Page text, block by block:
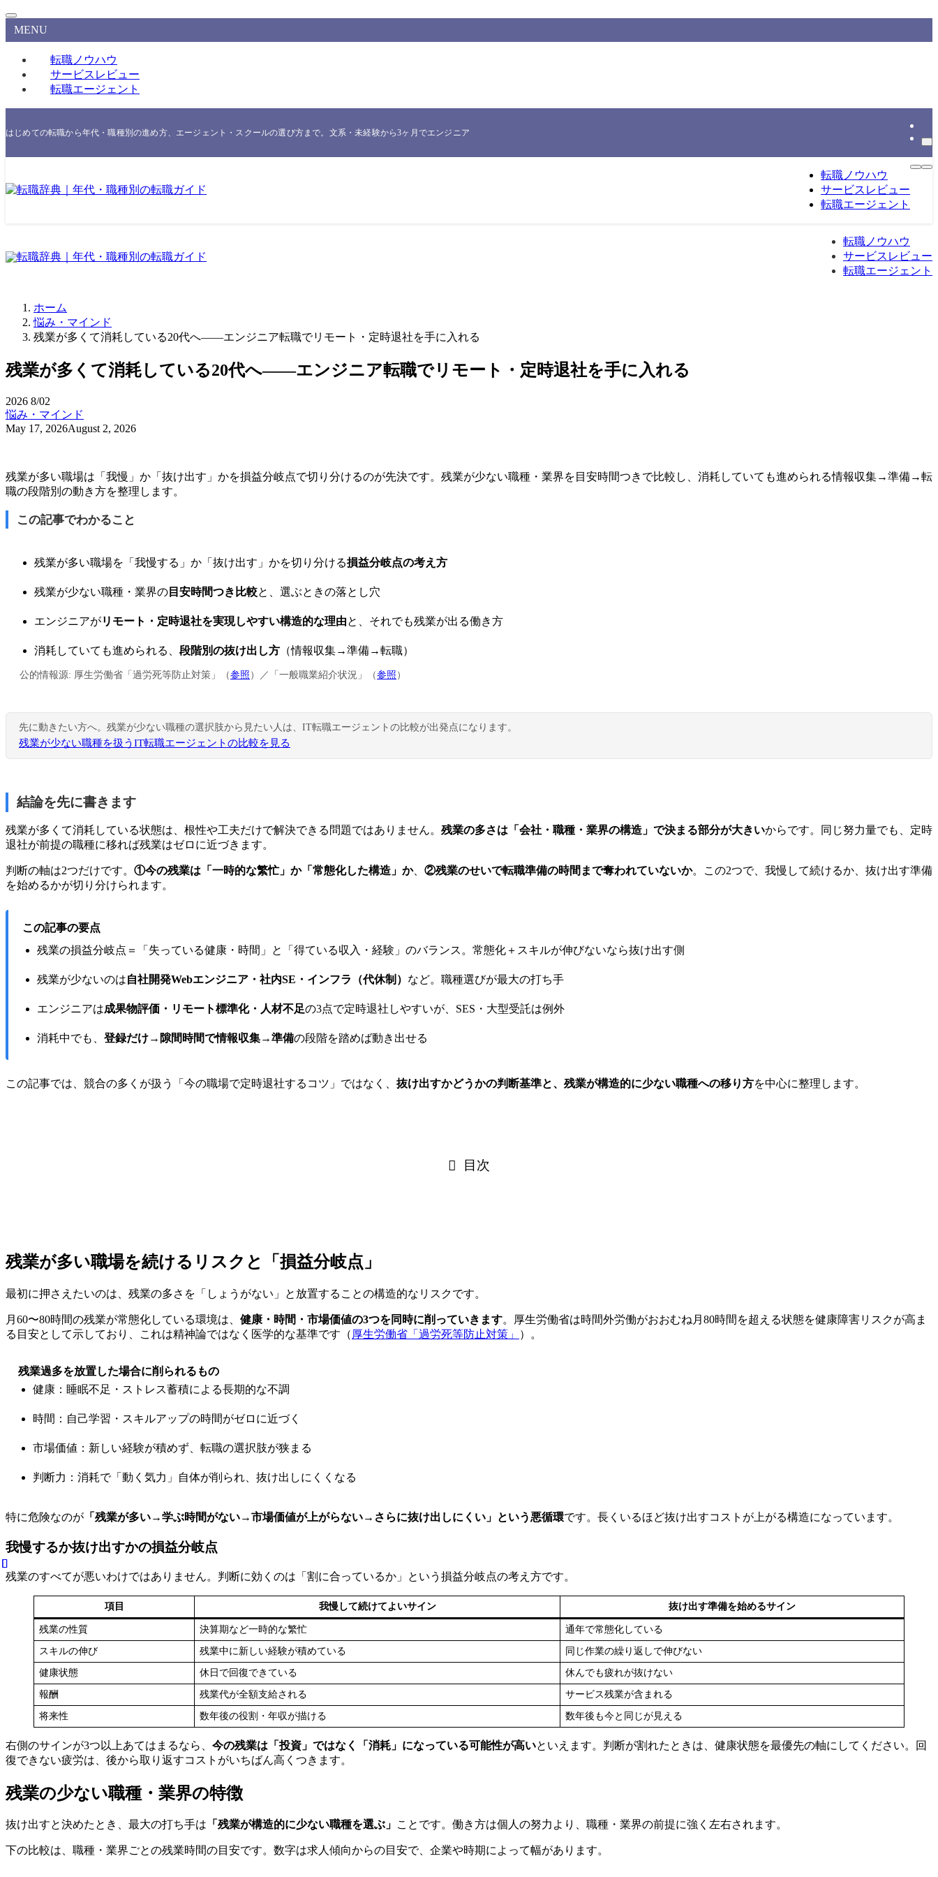
MENU
転職ノウハウ
サービスレビュー
転職エージェント
はじめての転職から年代・職種別の進め方、エージェント・スクールの選び方まで。文系・未経験から3ヶ月でエンジニア転職したNakataが、実際に使った一次情報をもとに整理する転職総合メディアです。
転職ノウハウ
サービスレビュー
転職エージェント
転職ノウハウ
サービスレビュー
転職エージェント
ホーム
悩み・マインド
残業が多くて消耗している20代へ——エンジニア転職でリモート・定時退社を手に入れる
残業が多くて消耗している20代へ——エンジニア転職でリモート・定時退社を手に入れる
2026 8/02
悩み・マインド
May 17, 2026August 2, 2026
残業が多い職場は「我慢」か「抜け出す」かを損益分岐点で切り分けるのが先決です。残業が少ない職種・業界を目安時間つきで比較し、消耗していても進められる情報収集→準備→転
職の段階別の動き方を整理します。
この記事でわかること
残業が多い職場を「我慢する」か「抜け出す」かを切り分ける損益分岐点の考え方
残業が少ない職種・業界の目安時間つき比較と、選ぶときの落とし穴
エンジニアがリモート・定時退社を実現しやすい構造的な理由と、それでも残業が出る働き方
消耗していても進められる、 段階別の抜け出し方（情報収集→準備→転職）
公的情報源: 厚生労働省「過労死等防止対策」（参照）／「一般職業紹介状況」（参照）
先に動きたい方へ。残業が少ない職種の選択肢から見たい人は、IT転職エージェントの比較が出発点になります。
残業が少ない職種を扱うIT転職エージェントの比較を見る
結論を先に書きます
残業が多くて消耗している状態は、根性や工夫だけで解決できる問題ではありません。 残業の多さは「会社・職種・業界の構造」で決まる部分が大きいからです。同じ努力量でも、定時
退社が前提の職種に移れば残業はゼロに近づきます。
判断の軸は2つだけです。 ①今の残業は「一時的な繁忙」か「常態化した構造」か、 ②残業のせいで転職準備の時間まで奪われていないか。この2つで、我慢して続けるか、抜け出す準備
を始めるかが切り分けられます。
この記事の要点
残業の損益分岐点＝「失っている健康・時間」と「得ている収入・経験」のバランス。常態化＋スキルが伸びないなら抜け出す側
残業が少ないのは自社開発Webエンジニア・社内SE・インフラ（代休制） など。職種選びが最大の打ち手
エンジニアは成果物評価・リモート標準化・人材不足の3点で定時退社しやすいが、SES・大型受託は例外
消耗中でも、 登録だけ→隙間時間で情報収集→準備の段階を踏めば動き出せる
この記事では、競合の多くが扱う「今の職場で定時退社するコツ」ではなく、 抜け出すかどうかの判断基準と、残業が構造的に少ない職種への移り方を中心に整理します。
目次
残業が多い職場を続けるリスクと「損益分岐点」
最初に押さえたいのは、残業の多さを「しょうがない」と放置することの構造的なリスクです。
月60〜80時間の残業が常態化している環境は、 健康・時間・市場価値の3つを同時に削っていきます。厚生労働省は時間外労働がおおむね月80時間を超える状態を健康障害リスクが高ま
る目安として示しており、これは精神論ではなく医学的な基準です（ 厚生労働省「過労死等防止対策」 ）。
残業過多を放置した場合に削られるもの
健康：睡眠不足・ストレス蓄積による長期的な不調
時間：自己学習・スキルアップの時間がゼロに近づく
市場価値：新しい経験が積めず、転職の選択肢が狭まる
判断力：消耗で「動く気力」自体が削られ、抜け出しにくくなる
特に危険なのが 「残業が多い→学ぶ時間がない→市場価値が上がらない→さらに抜け出しにくい」という悪循環です。長くいるほど抜け出すコストが上がる構造になっています。
我慢するか抜け出すかの損益分岐点
残業のすべてが悪いわけではありません。判断に効くのは「割に合っているか」という損益分岐点の考え方です。
項目 我慢して続けてよいサイン 抜け出す準備を始めるサイン
残業の性質 決算期など一時的な繁忙 通年で常態化している
スキルの伸び 残業中に新しい経験が積めている 同じ作業の繰り返しで伸びない
健康状態 休日で回復できている 休んでも疲れが抜けない
報酬 残業代が全額支給される サービス残業が含まれる
将来性 数年後の役割・年収が描ける 数年後も今と同じが見える
右側のサインが3つ以上あてはまるなら、 今の残業は「投資」ではなく「消耗」になっている可能性が高いといえます。判断が割れたときは、健康状態を最優先の軸にしてください。回
復できない疲労は、後から取り返すコストがいちばん高くつきます。
残業の少ない職種・業界の特徴
抜け出すと決めたとき、最大の打ち手は 「残業が構造的に少ない職種を選ぶ」 ことです。働き方は個人の努力より、職種・業界の前提に強く左右されます。
下の比較は、職種・業界ごとの残業時間の目安です。数字は求人傾向からの目安で、企業や時期によって幅があります。